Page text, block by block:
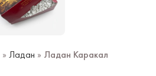
» Ладан » Ладан Каракал